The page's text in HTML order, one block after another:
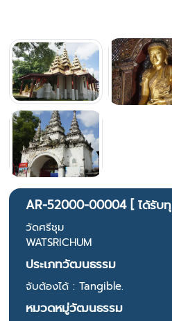
AR-52000-00004 [ ได้รับทุ
วัดศรีชุม
WATSRICHUM
ประเภทวัฒนธรรม
จับต้องได้ : Tangible.
หมวดหมู่วัฒนธรรม